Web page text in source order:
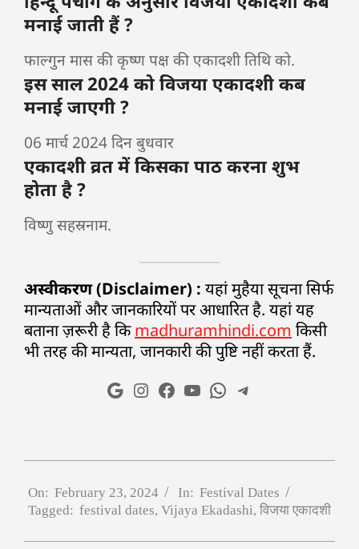
मनाई जाती हैं ?
फाल्गुन मास की कृष्ण पक्ष की एकादशी तिथि को.
इस साल 2024 को विजया एकादशी कब
मनाई जाएगी ?
06 मार्च 2024 दिन बुधवार
एकादशी व्रत में किसका पाठ करना शुभ
होता है ?
विष्णु सहस्रनाम.
अस्वीकरण (Disclaimer) : यहां मुहैया सूचना सिर्फ
मान्यताओं और जानकारियों पर आधारित है. यहां यह
बताना ज़रूरी है किmadhuramhindi.com किसी
भी तरह की मान्यता, जानकारी की पुष्टि नहीं करता हैं.
On: February 23, 2024 In: Festival Dates
Tagged: festival dates, Vijaya Ekadashi, विजया एकादशी